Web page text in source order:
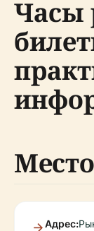
Часы
Адрес: